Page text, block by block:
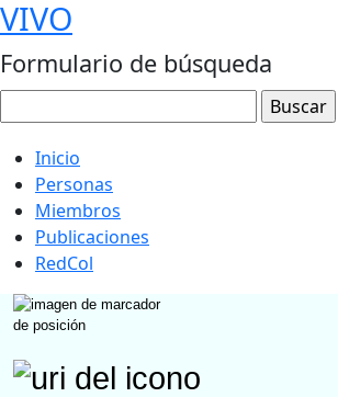
VIVO
Formulario de búsqueda
Inicio
Personas
Miembros
Publicaciones
RedCol